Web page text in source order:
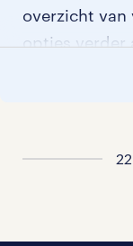
overzicht van
opties verder